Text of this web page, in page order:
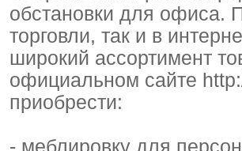
обстановки для офиса.
торговли, так и в
широкий ассортимент
официальном сайте
приобрести:
- меблировку для